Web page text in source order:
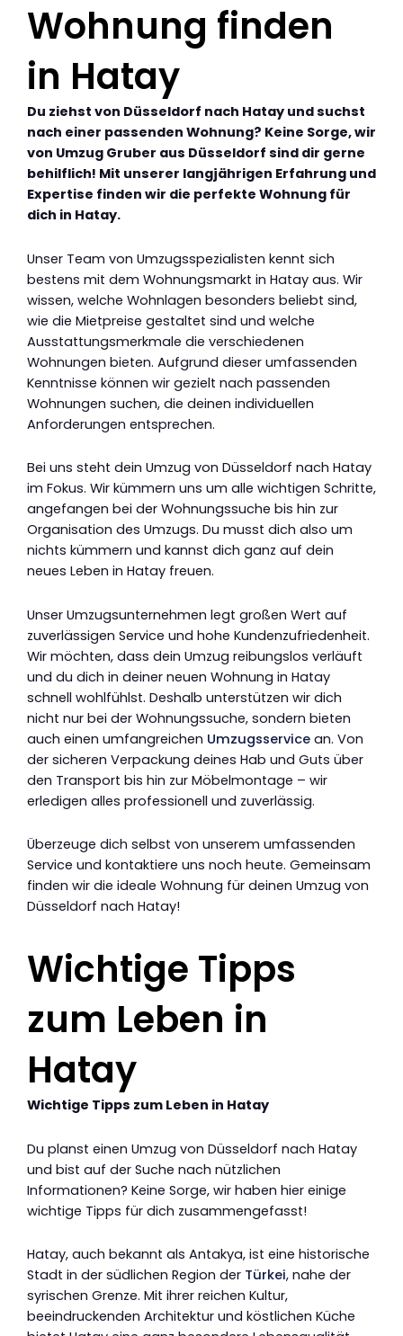
Wohnung finden
in Hatay
Du ziehst von Düsseldorf nach Hatay und suchst
nach einer passenden Wohnung? Keine Sorge, wir
von Umzug Gruber aus Düsseldorf sind dir gerne
behilflich! Mit unserer langjährigen Erfahrung und
Expertise finden wir die perfekte Wohnung für
dich in Hatay.
Unser Team von Umzugsspezialisten kennt sich
bestens mit dem Wohnungsmarkt in Hatay aus. Wir
wissen, welche Wohnlagen besonders beliebt sind,
wie die Mietpreise gestaltet sind und welche
Ausstattungsmerkmale die verschiedenen
Wohnungen bieten. Aufgrund dieser umfassenden
Kenntnisse können wir gezielt nach passenden
Wohnungen suchen, die deinen individuellen
Anforderungen entsprechen.
Bei uns steht dein Umzug von Düsseldorf nach Hatay
im Fokus. Wir kümmern uns um alle wichtigen Schritte,
angefangen bei der Wohnungssuche bis hin zur
Organisation des Umzugs. Du musst dich also um
nichts kümmern und kannst dich ganz auf dein
neues Leben in Hatay freuen.
Unser Umzugsunternehmen legt großen Wert auf
zuverlässigen Service und hohe Kundenzufriedenheit.
Wir möchten, dass dein Umzug reibungslos verläuft
und du dich in deiner neuen Wohnung in Hatay
schnell wohlfühlst. Deshalb unterstützen wir dich
nicht nur bei der Wohnungssuche, sondern bieten
auch einen umfangreichen Umzugsservice an. Von
der sicheren Verpackung deines Hab und Guts über
den Transport bis hin zur Möbelmontage – wir
erledigen alles professionell und zuverlässig.
Überzeuge dich selbst von unserem umfassenden
Service und kontaktiere uns noch heute. Gemeinsam
finden wir die ideale Wohnung für deinen Umzug von
Düsseldorf nach Hatay!
Wichtige Tipps
zum Leben in
Hatay
Wichtige Tipps zum Leben in Hatay
Du planst einen Umzug von Düsseldorf nach Hatay
und bist auf der Suche nach nützlichen
Informationen? Keine Sorge, wir haben hier einige
wichtige Tipps für dich zusammengefasst!
Hatay, auch bekannt als Antakya, ist eine historische
Stadt in der südlichen Region der Türkei, nahe der
syrischen Grenze. Mit ihrer reichen Kultur,
beeindruckenden Architektur und köstlichen Küche